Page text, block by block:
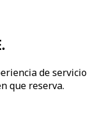
de servicio
que reserva.